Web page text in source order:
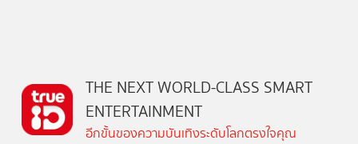
THE NEXT WORLD-CLASS SMART
ENTERTAINMENT
อีกขั้นของความบันเทิงระดับโลกตรงใจคุณ